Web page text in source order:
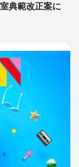
典範改正案に